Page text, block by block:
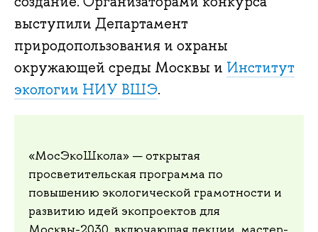
выступили Департамент
природопользования и охраны
окружающей среды Москвы и Институт
экологии НИУ ВШЭ.
«МосЭкоШкола» — открытая
просветительская программа по
повышению экологической грамотности и
развитию идей экопроектов для